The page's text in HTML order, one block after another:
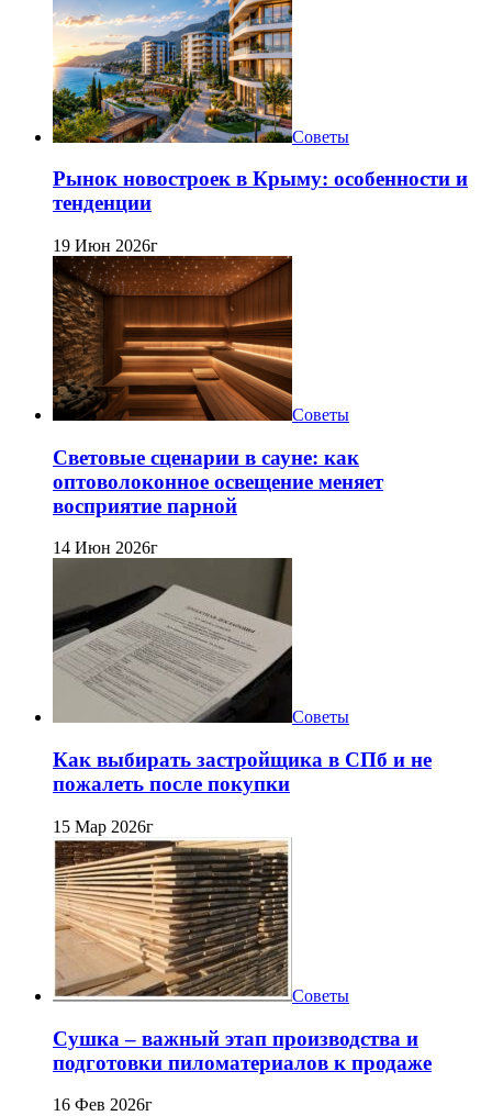
Советы
Рынок новостроек в Крыму: особенности и
тенденции
19 Июн 2026г
Советы
Световые сценарии в сауне: как
оптоволоконное освещение меняет
восприятие парной
14 Июн 2026г
Советы
Как выбирать застройщика в СПб и не
пожалеть после покупки
15 Мар 2026г
Советы
Сушка – важный этап производства и
подготовки пиломатериалов к продаже
16 Фев 2026г